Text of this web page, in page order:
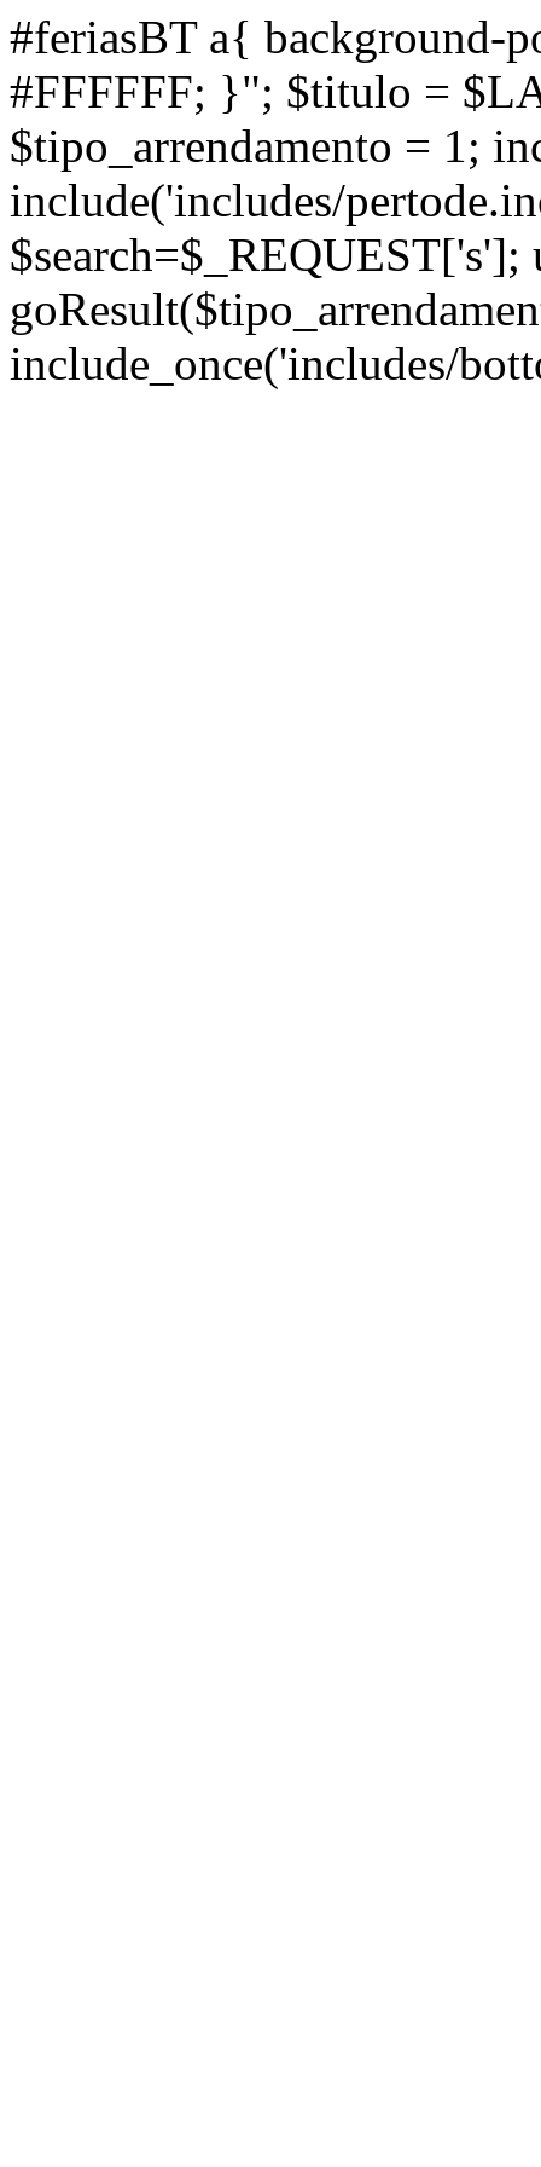
#feriasBT a{ background-
#FFFFFF; }"; $titulo =
$tipo_arrendamento = 1;
include('includes/
$search=$_REQUEST['s'];
include_once('includes/